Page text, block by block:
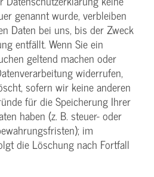
genannt wurde, verbleiben
Daten bei uns, bis der Zweck
entfällt. Wenn Sie ein
geltend machen oder
widerrufen,
sofern wir keine anderen
für die Speicherung Ihrer
haben (z. B. steuer- oder
im
die Löschung nach Fortfall